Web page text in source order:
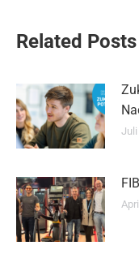
Related Posts
Juli